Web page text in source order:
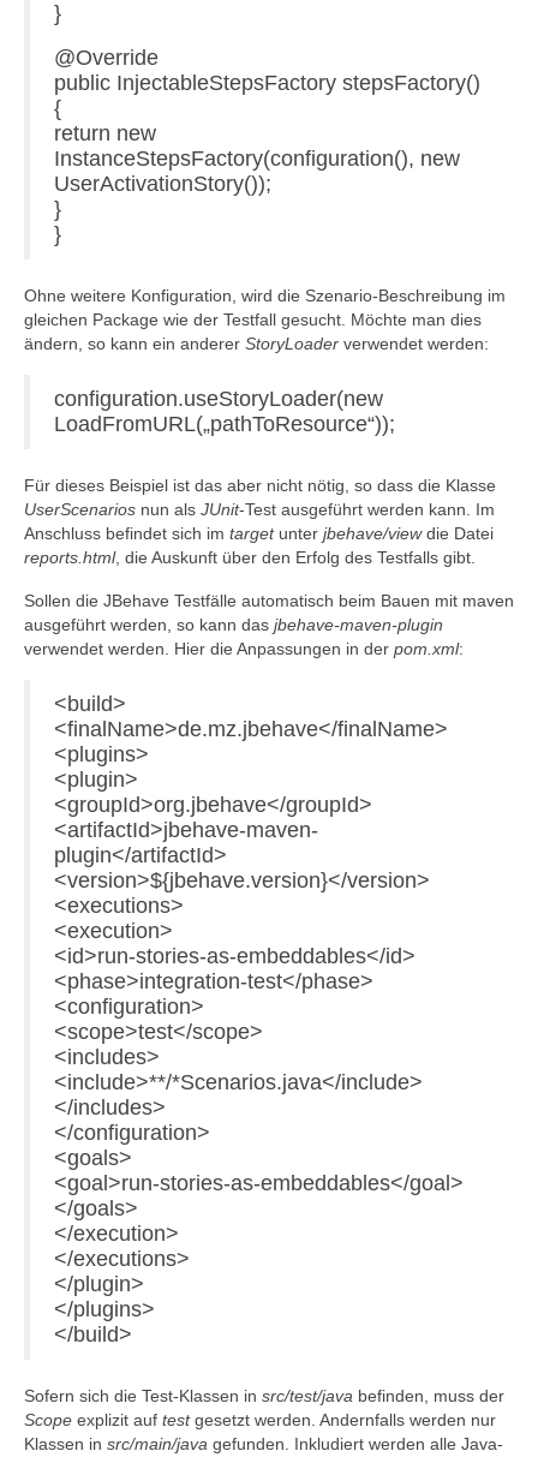
}
@Override
public InjectableStepsFactory stepsFactory()
{
return new
InstanceStepsFactory(configuration(), new
UserActivationStory());
}
}
Ohne weitere Konfiguration, wird die Szenario-Beschreibung im
gleichen Package wie der Testfall gesucht. Möchte man dies
ändern, so kann ein anderer StoryLoader verwendet werden:
configuration.useStoryLoader(new
LoadFromURL(„pathToResource“));
Für dieses Beispiel ist das aber nicht nötig, so dass die Klasse
UserScenarios nun als JUnit-Test ausgeführt werden kann. Im
Anschluss befindet sich im targetunter jbehave/viewdie Datei
reports.html, die Auskunft über den Erfolg des Testfalls gibt.
Sollen die JBehave Testfälle automatisch beim Bauen mit maven
ausgeführt werden, so kann das jbehave-maven-plugin
verwendet werden. Hier die Anpassungen in der pom.xml:
<build>
<finalName>de.mz.jbehave</finalName>
<plugins>
<plugin>
<groupId>org.jbehave</groupId>
<artifactId>jbehave-maven-
plugin</artifactId>
<version>${jbehave.version}</version>
<executions>
<execution>
<id>run-stories-as-embeddables</id>
<phase>integration-test</phase>
<configuration>
<scope>test</scope>
<includes>
<include>**/*Scenarios.java</include>
</includes>
</configuration>
<goals>
<goal>run-stories-as-embeddables</goal>
</goals>
</execution>
</executions>
</plugin>
</plugins>
</build>
Sofern sich die Test-Klassen in src/test/java befinden, muss der
Scope explizit auf testgesetzt werden. Andernfalls werden nur
Klassen in src/main/java gefunden. Inkludiert werden alle Java-